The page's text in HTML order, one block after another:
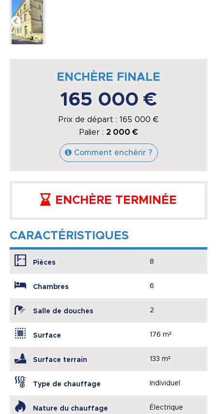
ENCHÈRE FINALE
165 000 €
Prix de départ : 165 000 €
Palier : 2 000 €
Comment enchérir ?
ENCHÈRE TERMINÉE
CARACTÉRISTIQUES
Pièces 8
Chambres 6
Salle de douches 2
Surface 176 m²
Surface terrain 133 m²
Type de chauffage Individuel
Nature du chauffage Électrique